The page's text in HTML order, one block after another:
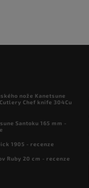
nože Kanetsune
Chef knife 304Cu
Santoku 165 mm -
1905 - recenze
Ruby 20 cm - recenze